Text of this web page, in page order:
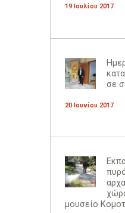
19 Ιουλίου 2017
σε
20 Ιουνίου 2017
μουσείο